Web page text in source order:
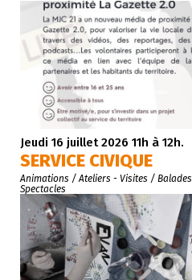
Jeudi 16 juillet 2026 11h à 12h.
SERVICE CIVIQUE
Animations / Ateliers - Visites / Balades
Spectacles